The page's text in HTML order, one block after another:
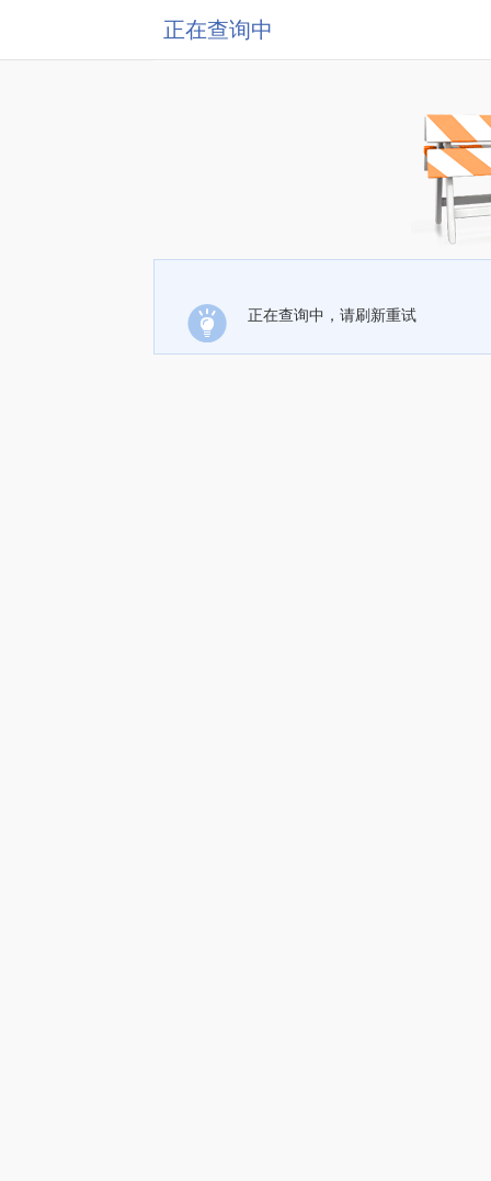
正在查询中
正在查询中，请刷新重试